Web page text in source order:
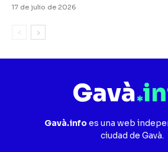
17 de julio de 2026
Gavà.infoes una web
ciudad de Gavà.